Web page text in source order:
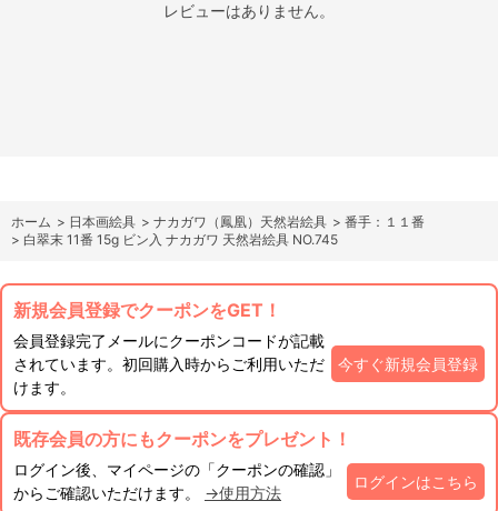
レビューはありません。
ホーム > 日本画絵具 > ナカガワ（鳳凰）天然岩絵具 > 番手：１１番
> 白翠末 11番 15g ビン入 ナカガワ 天然岩絵具 NO.745
新規会員登録でクーポンをGET！
会員登録完了メールにクーポンコードが記載
されています。初回購入時からご利用いただ
けます。
今すぐ新規会員登録
既存会員の方にもクーポンをプレゼント！
ログイン後、マイページの「クーポンの確認」
からご確認いただけます。 →使用方法
ログインはこちら